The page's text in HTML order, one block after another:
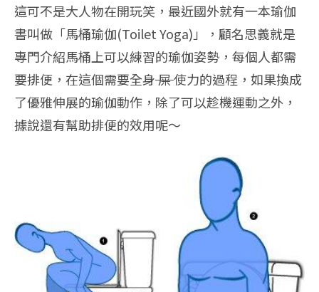
這可不是大人物在開玩笑，最近國外就有一本瑜伽
書叫做「馬桶瑜伽(Toilet Yoga)」，顧名思義就是
專門介紹馬桶上可以練習的瑜伽姿勢，每個人都需
要排便，在這個需要全身屎使力的過程，如果換成
了優雅伸展的瑜伽動作，除了可以趁機運動之外，
據說還有幫助排便的效用呢～